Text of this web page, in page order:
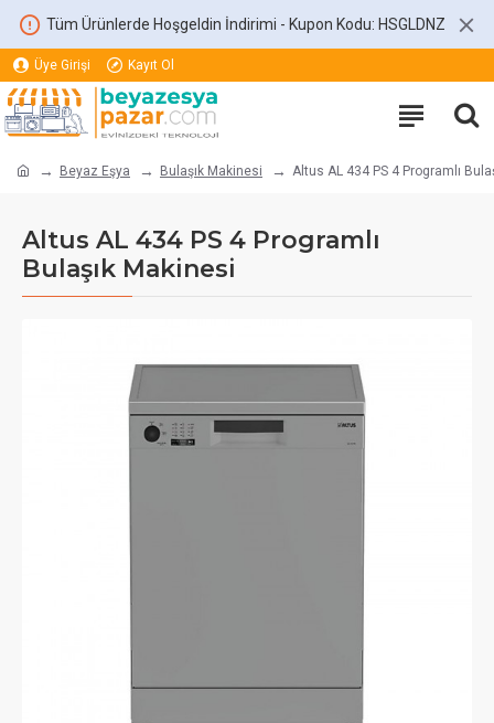
Tüm Ürünlerde Hoşgeldin İndirimi - Kupon Kodu: HSGLDNZ
Üye Girişi Kayıt Ol
Beyaz Eşya Bulaşık Makinesi Altus AL 434 PS 4 Programlı
Altus AL 434 PS 4 Programlı
Bulaşık Makinesi